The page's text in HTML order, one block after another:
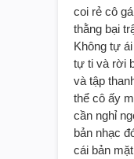
coi rẻ cô
thằng bại
Không tự
tự ti và rời
và tập
thể cô ấy
cần nghỉ
bản nhạc
cái bản